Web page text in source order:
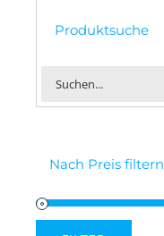
Produktsuche
Nach Preis filtern